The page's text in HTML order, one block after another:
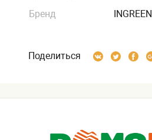
Бренд
INGREEN
Поделиться